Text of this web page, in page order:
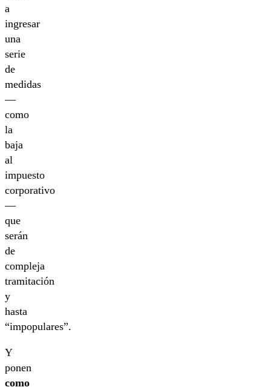
a
ingresar
una
serie
de
medidas
—
como
la
baja
al
impuesto
corporativo
—
que
serán
de
compleja
tramitación
y
hasta
“impopulares”.
Y
ponen
como